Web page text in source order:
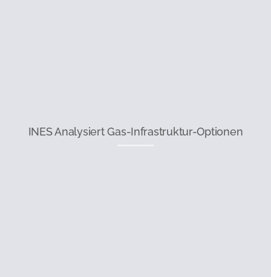
INES Analysiert Gas-Infrastruktur-Optionen